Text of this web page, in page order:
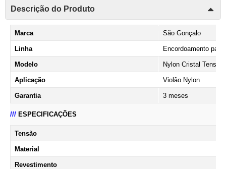
Descrição do Produto
Marca São Gonçalo
Linha Encordoamento para
Modelo Nylon Cristal
Aplicação Violão Nylon
Garantia 3 meses
/// ESPECIFICAÇÕES
Tensão
Material
Revestimento